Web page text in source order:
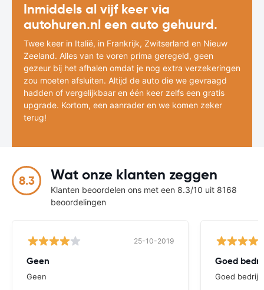
Inmiddels al vijf keer via
autohuren.nl een auto gehuurd.
Twee keer in Italië, in Frankrijk, Zwitserland en Nieuw
Zeeland. Alles van te voren prima geregeld, geen
gezeur bij het afhalen omdat je nog extra verzekeringen
zou moeten afsluiten. Altijd de auto die we gevraagd
hadden of vergelijkbaar en één keer zelfs een gratis
upgrade. Kortom, een aanrader en we komen zeker
terug!
8.3 Wat onze klanten zeggen
Klanten beoordelen ons met een 8.3/10 uit 8168
beoordelingen
25-10-2019
Geen
Geen
Goed
Goed bedrijf